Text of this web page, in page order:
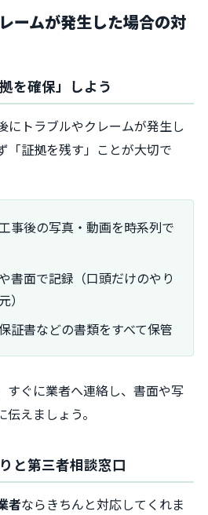
ームが発生した場合の対
を確保」しよう
にトラブルやクレームが発生し
「証拠を残す」ことが大切で
事後の写真・動画を時系列で
書面で記録（口頭だけのやり
）
証書などの書類をすべて保管
すぐに業者へ連絡し、書面や写
えましょう。
と第三者相談窓口
者ならきちんと対応してくれま